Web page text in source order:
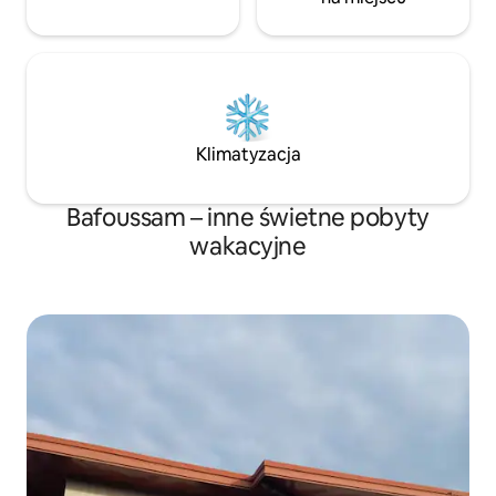
Klimatyzacja
Bafoussam – inne świetne pobyty
wakacyjne